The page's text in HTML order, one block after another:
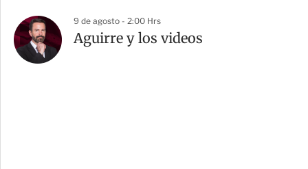
9 de agosto - 2:00 Hrs
Aguirre y los videos